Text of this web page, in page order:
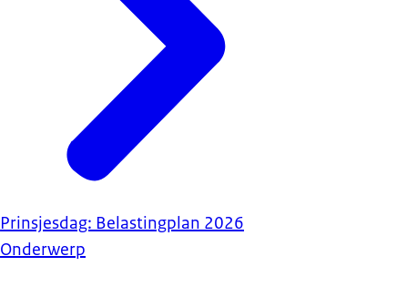
Prinsjesdag: Belastingplan 2026
Onderwerp